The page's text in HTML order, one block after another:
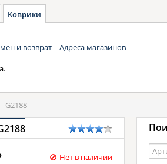
Коврики
и возврат Адреса магазинов
G2188
Нет в наличии